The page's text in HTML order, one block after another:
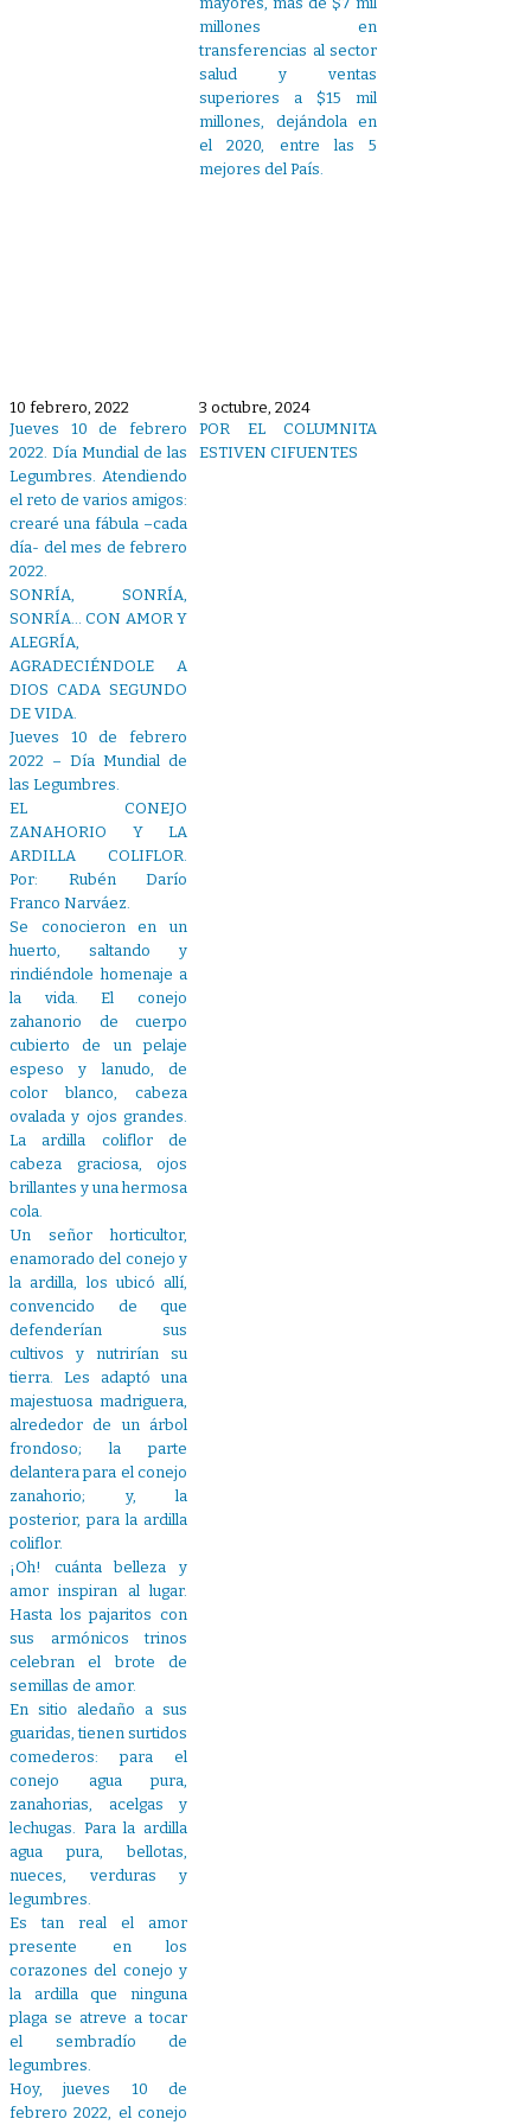
millones en
transferencias al sector
salud y ventas
superiores a $15 mil
millones, dejándola en
el 2020, entre las 5
mejores del País.
10 febrero, 2022
Jueves 10 de febrero
2022. Día Mundial de las
Legumbres. Atendiendo
el reto de varios amigos:
crearé una fábula –cada
día- del mes de febrero
2022.
SONRÍA, SONRÍA,
SONRÍA… CON AMOR Y
ALEGRÍA,
AGRADECIÉNDOLE A
DIOS CADA SEGUNDO
DE VIDA.
Jueves 10 de febrero
2022 – Día Mundial de
las Legumbres.
EL CONEJO
ZANAHORIO Y LA
ARDILLA COLIFLOR.
Por: Rubén Darío
Franco Narváez.
Se conocieron en un
huerto, saltando y
rindiéndole homenaje a
la vida. El conejo
zahanorio de cuerpo
cubierto de un pelaje
espeso y lanudo, de
color blanco, cabeza
ovalada y ojos grandes.
La ardilla coliflor de
cabeza graciosa, ojos
brillantes y una hermosa
cola.
Un señor horticultor,
enamorado del conejo y
la ardilla, los ubicó allí,
convencido de que
defenderían sus
cultivos y nutrirían su
tierra. Les adaptó una
majestuosa madriguera,
alrededor de un árbol
frondoso; la parte
delantera para el conejo
zanahorio; y, la
posterior, para la ardilla
coliflor.
¡Oh! cuánta belleza y
amor inspiran al lugar.
Hasta los pajaritos con
sus armónicos trinos
celebran el brote de
semillas de amor.
En sitio aledaño a sus
guaridas, tienen surtidos
comederos: para el
conejo agua pura,
zanahorias, acelgas y
lechugas. Para la ardilla
agua pura, bellotas,
nueces, verduras y
legumbres.
Es tan real el amor
presente en los
corazones del conejo y
la ardilla que ninguna
plaga se atreve a tocar
el sembradío de
legumbres.
Hoy, jueves 10 de
febrero 2022, el conejo
3 octubre, 2024
POR EL COLUMNITA
ESTIVEN CIFUENTES